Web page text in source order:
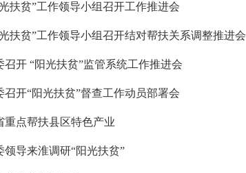
扶贫”工作领导小组召开工作推进会
扶贫”工作领导小组召开结对帮扶关系调整推进会
召开 “阳光扶贫”监管系统工作推进会
召开“阳光扶贫”督查工作动员部署会
重点帮扶县区特色产业
领导来淮调研“阳光扶贫”